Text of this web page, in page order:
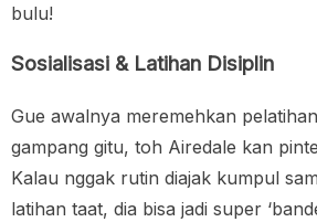
bulu!
Sosialisasi & Latihan Disiplin
Gue awalnya meremehkan
gampang gitu, toh Airedale kan
Kalau nggak rutin diajak kumpul
latihan taat, dia bisa jadi super